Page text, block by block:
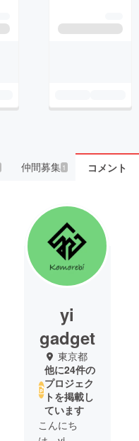
仲間募集 1 コメント
yi
gadget
東京都
他に24件の
プロジェク
トを掲載し
ています
こんにち